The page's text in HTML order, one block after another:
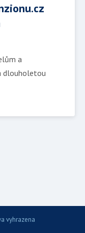
a
dlouholetou
vyhrazena